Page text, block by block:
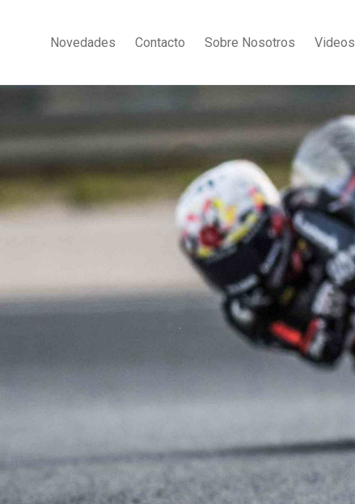
Novedades Contacto Sobre Nosotros Videos